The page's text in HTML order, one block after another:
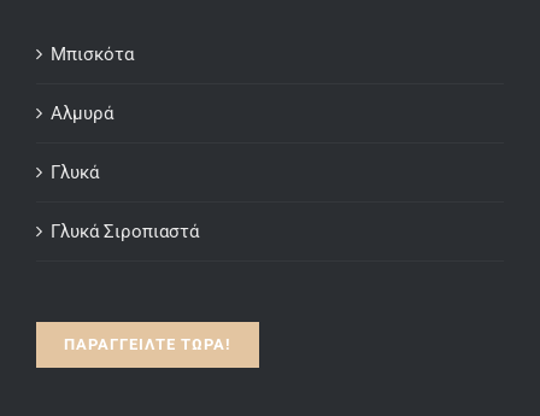
Μπισκότα
Αλμυρά
Γλυκά
Γλυκά Σιροπιαστά
ΠΑΡΑΓΓΕΙΛΤΕ ΤΩΡΑ!